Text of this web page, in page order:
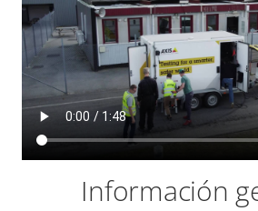
Información